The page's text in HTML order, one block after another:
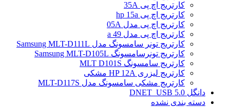
کارتریج اچ پی 35A
کارتریج اچ پی hp 15a
کارتریج اچ پی مدل 05A
کارتریج اچ پی مدل 49 a
کارتریج تونر سامسونگ مدل Samsung MLT-D111L
کارتریج تونرسامسونگ Samsung MLT-D105L
کارتریج سامسونگ MLT D101S
کارتریج لیزری HP 12A مشکی
کارتریج مشکی سامسونگ مدل MLT-D117S
دانگل DNET_USB 5.0
دسته بندی نشده